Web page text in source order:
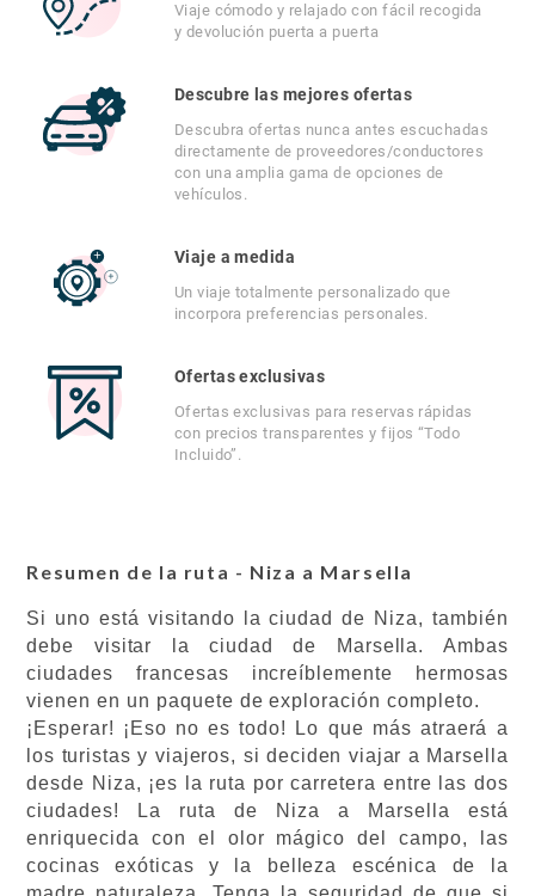
Viaje cómodo y relajado con fácil recogida
y devolución puerta a puerta
Descubre las mejores ofertas
Descubra ofertas nunca antes escuchadas
directamente de proveedores/conductores
con una amplia gama de opciones de
vehículos.
Viaje a medida
Un viaje totalmente personalizado que
incorpora preferencias personales.
Ofertas exclusivas
Ofertas exclusivas para reservas rápidas
con precios transparentes y fijos “Todo
Incluido”.
Resumen de la ruta - Niza a Marsella
Si uno está visitando la ciudad de Niza, también
debe visitar la ciudad de Marsella. Ambas
ciudades francesas increíblemente hermosas
vienen en un paquete de exploración completo.
¡Esperar! ¡Eso no es todo! Lo que más atraerá a
los turistas y viajeros, si deciden viajar a Marsella
desde Niza, ¡es la ruta por carretera entre las dos
ciudades! La ruta de Niza a Marsella está
enriquecida con el olor mágico del campo, las
cocinas exóticas y la belleza escénica de la